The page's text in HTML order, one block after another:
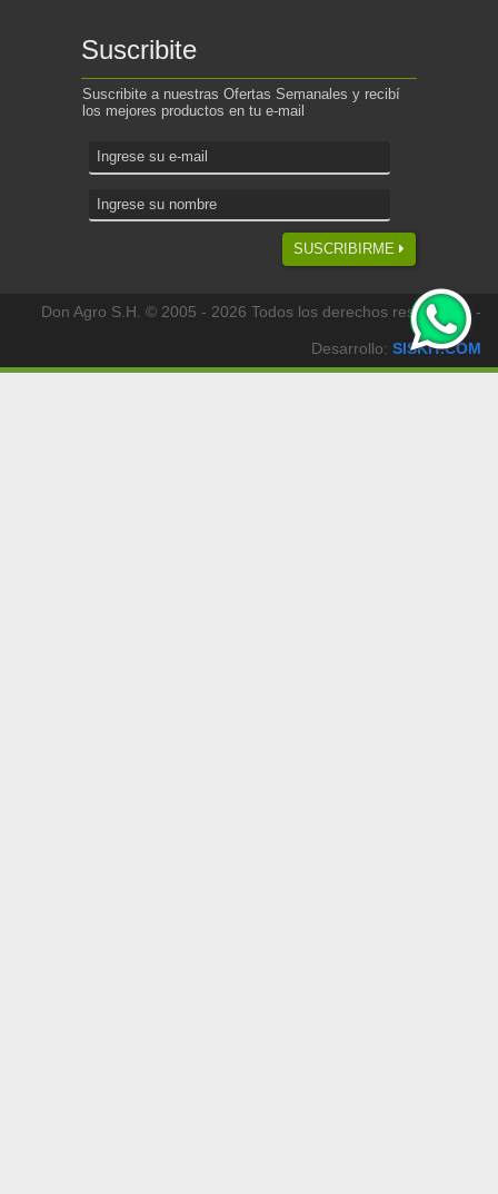
Suscribite
Suscribite a nuestras Ofertas Semanales y recibí
los mejores productos en tu e-mail
SUSCRIBIRME
Don Agro S.H. © 2005 - 2026 Todos los derechos reservados -
Desarrollo: SISKIT.COM